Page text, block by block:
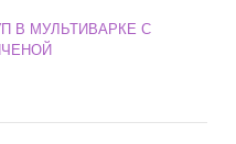
В МУЛЬТИВАРКЕ С